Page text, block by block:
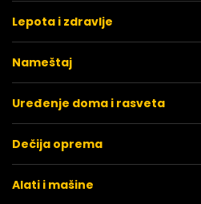
Lepota i zdravlje
Nameštaj
Uređenje doma i rasveta
Dečija oprema
Alati i mašine